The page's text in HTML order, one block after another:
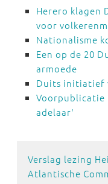
Herero klagen
voor
Nationalisme
Een op de 20
armoede
Duits initiatief
Voorpublicatie
adelaar'
Verslag lezing
Atlantische